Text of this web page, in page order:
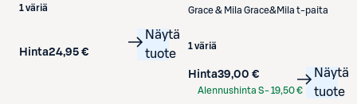
1 väriä
Hinta24,95 €
Näytä
tuote
Grace & Mila Grace&Mila t-paita
1 väriä
Hinta39,00 €
Alennushinta S-19,50 €
Näytä
tuote